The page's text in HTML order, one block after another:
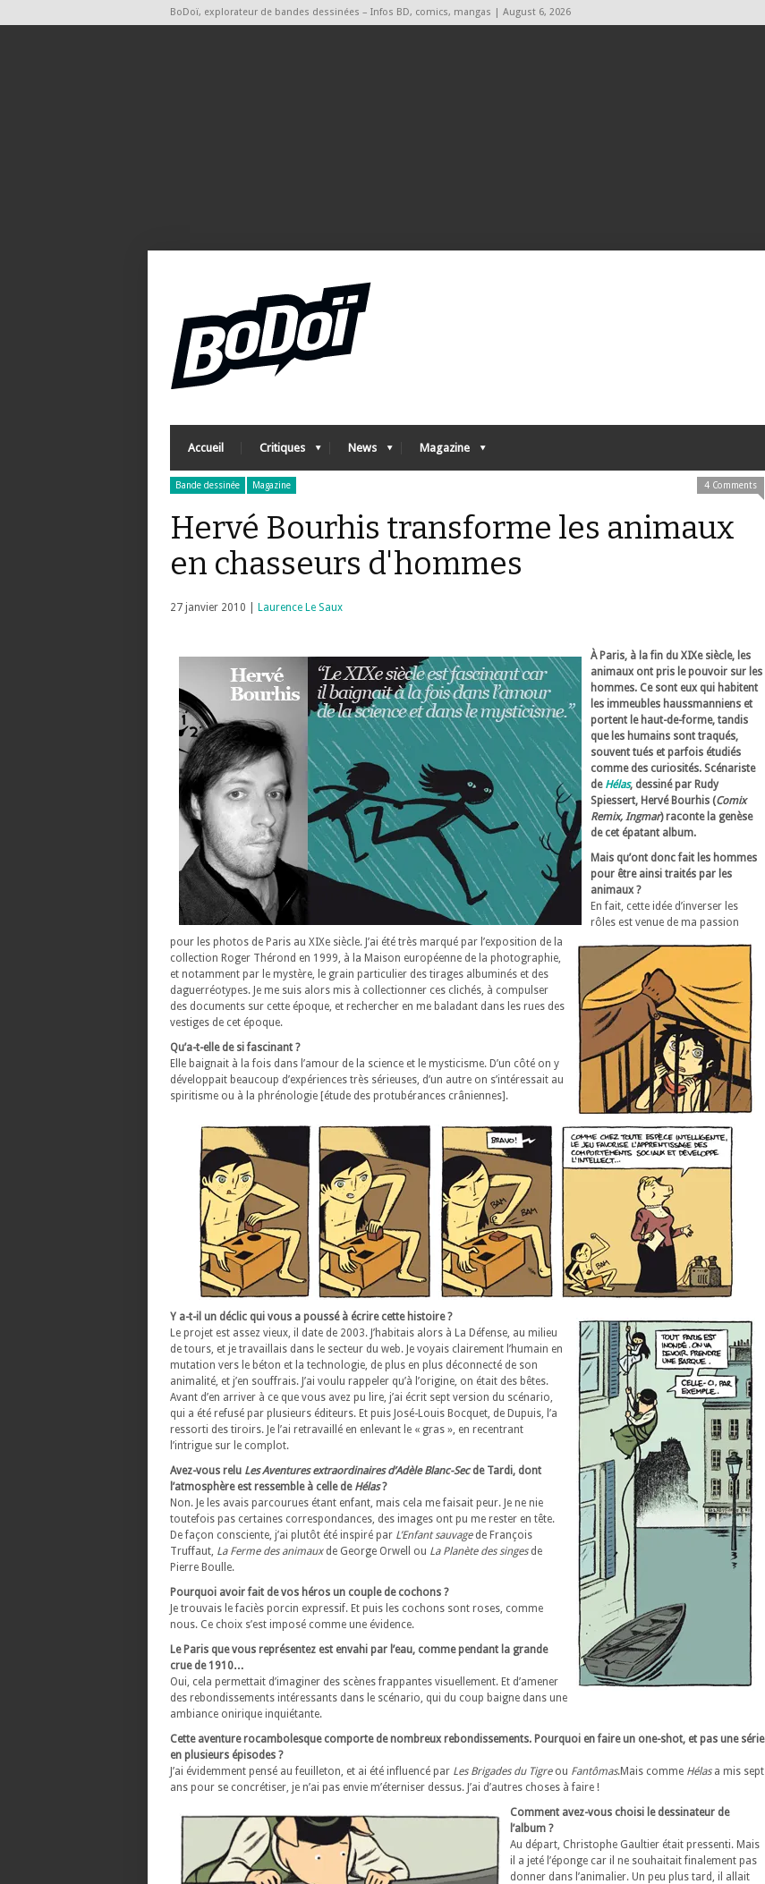
BoDoï, explorateur de bandes dessinées – Infos BD, comics, mangas | August 6, 2026
Accueil Critiques News Magazine
Bande dessinée Magazine 4 Comments
Hervé Bourhis transforme les animaux
en chasseurs d'hommes
27 janvier 2010 | Laurence Le Saux
À Paris, à la fin du XIXe siècle, les
animaux ont pris le pouvoir sur les
hommes. Ce sont eux qui habitent
les immeubles haussmanniens et
portent le haut-de-forme, tandis
que les humains sont traqués,
souvent tués et parfois étudiés
comme des curiosités. Scénariste
de Hélas, dessiné par Rudy
Spiessert, Hervé Bourhis (Comix
Remix, Ingmar) raconte la genèse
de cet épatant album.
Mais qu’ont donc fait les hommes
pour être ainsi traités par les
animaux ?
En fait, cette idée d’inverser les
rôles est venue de ma passion
pour les photos de Paris au XIXe siècle. J’ai été très marqué par l’exposition de la
collection Roger Thérond en 1999, à la Maison européenne de la photographie,
et notamment par le mystère, le grain particulier des tirages albuminés et des
daguerréotypes. Je me suis alors mis à collectionner ces clichés, à compulser
des documents sur cette époque, et rechercher en me baladant dans les rues des
vestiges de cet époque.
Qu’a-t-elle de si fascinant ?
Elle baignait à la fois dans l’amour de la science et le mysticisme. D’un côté on y
développait beaucoup d’expériences très sérieuses, d’un autre on s’intéressait au
spiritisme ou à la phrénologie [étude des protubérances crâniennes].
Y a-t-il un déclic qui vous a poussé à écrire cette histoire ?
Le projet est assez vieux, il date de 2003. J’habitais alors à La Défense, au milieu
de tours, et je travaillais dans le secteur du web. Je voyais clairement l’humain en
mutation vers le béton et la technologie, de plus en plus déconnecté de son
animalité, et j’en souffrais. J’ai voulu rappeler qu’à l’origine, on était des bêtes.
Avant d’en arriver à ce que vous avez pu lire, j’ai écrit sept version du scénario,
qui a été refusé par plusieurs éditeurs. Et puis José-Louis Bocquet, de Dupuis, l’a
ressorti des tiroirs. Je l’ai retravaillé en enlevant le « gras », en recentrant
l’intrigue sur le complot.
Avez-vous relu Les Aventures extraordinaires d’Adèle Blanc-Secde Tardi, dont
l’atmosphère est ressemble à celle de Hélas?
Non. Je les avais parcourues étant enfant, mais cela me faisait peur. Je ne nie
toutefois pas certaines correspondances, des images ont pu me rester en tête.
De façon consciente, j’ai plutôt été inspiré par L’Enfant sauvagede François
Truffaut, La Ferme des animaux de George Orwell ou La Planète des singesde
Pierre Boulle.
Pourquoi avoir fait de vos héros un couple de cochons ?
Je trouvais le faciès porcin expressif. Et puis les cochons sont roses, comme
nous. Ce choix s’est imposé comme une évidence.
Le Paris que vous représentez est envahi par l’eau, comme pendant la grande
crue de 1910…
Oui, cela permettait d’imaginer des scènes frappantes visuellement. Et d’amener
des rebondissements intéressants dans le scénario, qui du coup baigne dans une
ambiance onirique inquiétante.
Cette aventure rocambolesque comporte de nombreux rebondissements. Pourquoi en faire un one-shot, et pas une série
en plusieurs épisodes ?
J’ai évidemment pensé au feuilleton, et ai été influencé par Les Brigades du Tigreou Fantômas.Mais comme Hélas a mis sept
ans pour se concrétiser, je n’ai pas envie m’éterniser dessus. J’ai d’autres choses à faire !
Comment avez-vous choisi le dessinateur de
l’album ?
Au départ, Christophe Gaultier était pressenti. Mais
il a jeté l’éponge car il ne souhaitait finalement pas
donner dans l’animalier. Un peu plus tard, il allait